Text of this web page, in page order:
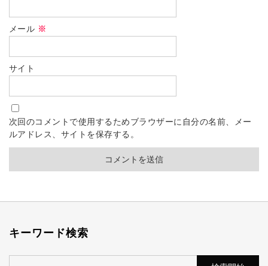
メール ※
サイト
次回のコメントで使用するためブラウザーに自分の名前、メー
ルアドレス、サイトを保存する。
キーワード検索